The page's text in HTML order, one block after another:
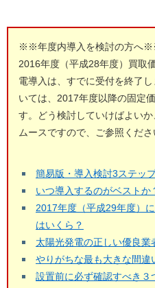
※※年度内導入を検討の方へ
2016年度（平成28年度）買取
電導入は、すでに受付を終了
いては、2017年度以降の固定
す。どう検討していけばよい
ムースですので、ご参照くださ
簡易版・導入検討3ステッ
いつ導入するのがベストか
2017年度（平成29年度）
はいくら？
太陽光発電の正しい優良業
やりがちな最も大きな間違
設置前に必ず確認すべき３